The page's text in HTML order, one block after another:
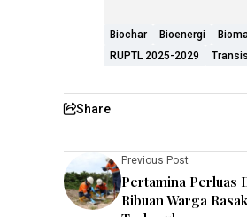
Biochar Bioenergi
RUPTL 2025-2029
Share
Previous Post
Pertamina Perluas
Ribuan Warga